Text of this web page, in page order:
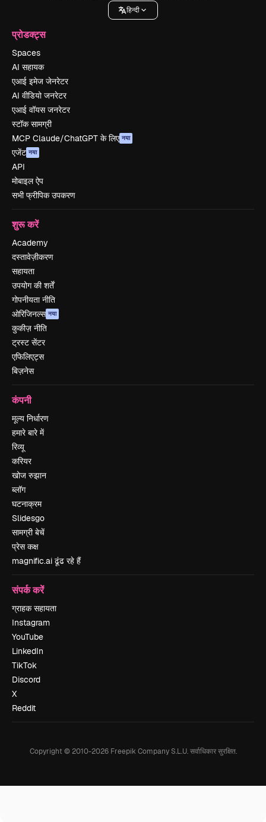
हिन्दी
प्रोडक्ट्स
Spaces
AI सहायक
एआई इमेज जेनरेटर
AI वीडियो जनरेटर
एआई वॉयस जनरेटर
स्टॉक सामग्री
MCP Claude/ChatGPT के लिए नया
एजेंट नया
API
मोबाइल ऐप
सभी फ्रीपिक उपकरण
शुरू करें
Academy
दस्तावेज़ीकरण
सहायता
उपयोग की शर्तें
गोपनीयता नीति
ओरिजिनल्स नया
कुकीज़ नीति
ट्रस्ट सेंटर
एफिलिएट्स
बिज़नेस
कंपनी
मूल्य निर्धारण
हमारे बारे में
रिव्यू
करियर
खोज रुझान
ब्लॉग
घटनाक्रम
Slidesgo
सामग्री बेचें
प्रेस कक्ष
magnific.ai ढूंढ रहे हैं
संपर्क करें
ग्राहक सहायता
Instagram
YouTube
LinkedIn
TikTok
Discord
X
Reddit
Copyright © 2010-2026Freepik Company S.L.U. सर्वाधिकार सुरक्षित.